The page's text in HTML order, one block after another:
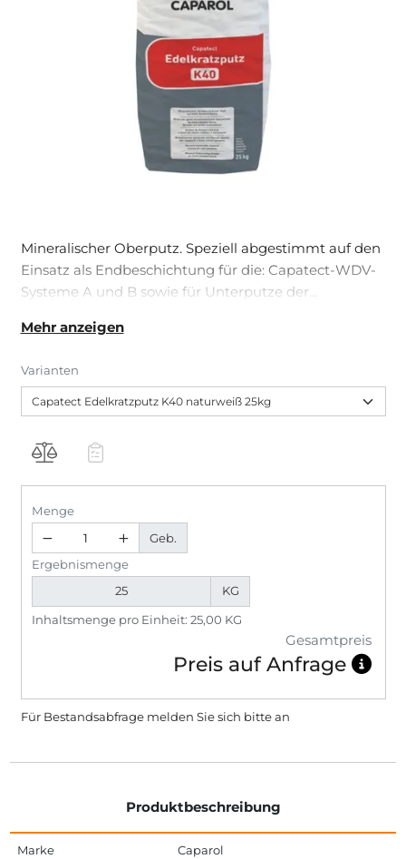
Mineralischer Oberputz. Speziell abge­stimmt auf den
Einsatz als Endbeschich­tung für die: Capatect-WDV-
Systeme A und B sowie für Unter­putze der
Mehr anzeigen
Varianten
Menge
Geb.
Ergebnismenge
KG
Inhaltsmenge pro Einheit: 25,00 KG
Gesamtpreis
Preis auf Anfrage
Für Bestandsabfrage melden Sie sich bittean
Produktbeschreibung
Marke Caparol